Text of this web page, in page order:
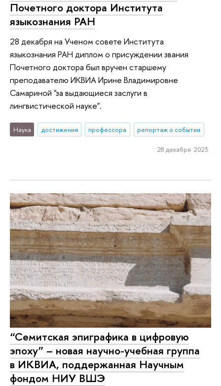
Почетного доктора Института
языкознания РАН
28 декабря на Ученом совете Института
языкознания РАН диплом о присуждении звания
Почетного доктора был вручен старшему
преподавателю ИКВИА Ирине Владимировне
Самариной "за выдающиеся заслуги в
лингвистической науке".
Наука достижения профессора репортаж о событии
28 декабря 2023
“Семитская эпиграфика в цифровую
эпоху” – новая научно-учебная группа
в ИКВИА, поддержанная Научным
фондом НИУ ВШЭ